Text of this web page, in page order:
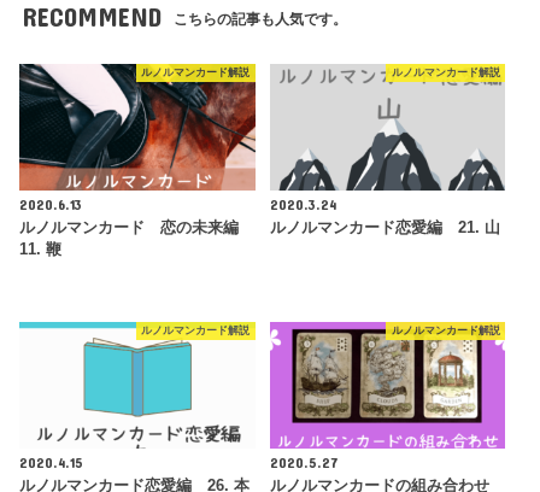
RECOMMEND こちらの記事も人気です。
ルノルマンカード解説
2020.6.13
ルノルマンカード 恋の未来編
11. 鞭
ルノルマンカード解説
2020.3.24
ルノルマンカード恋愛編 21. 山
ルノルマンカード解説
2020.4.15
ルノルマンカード恋愛編 26. 本
ルノルマンカード解説
2020.5.27
ルノルマンカードの組み合わせ